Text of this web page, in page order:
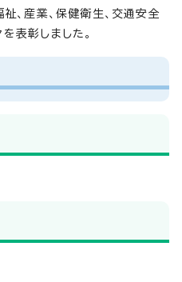
、産業、保健衛生、交通安全
表彰しました。